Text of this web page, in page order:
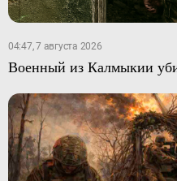
04:47, 7 августа 2026
Военный из Калмыкии